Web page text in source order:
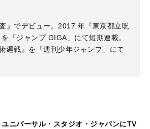
』でデビュー。2017 年『東京都立呪
「ジャンプ GIGA」にて短期連載。
廻戦』を「週刊少年ジャンプ」にて
ユニバーサル・スタジオ・ジャパンにTV